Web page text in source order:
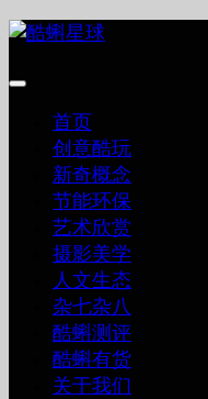
跳
内
首页
创意酷玩
新奇概念
节能环保
艺术欣赏
摄影美学
人文生态
杂七杂八
酷蝌测评
酷蝌有货
关于我们